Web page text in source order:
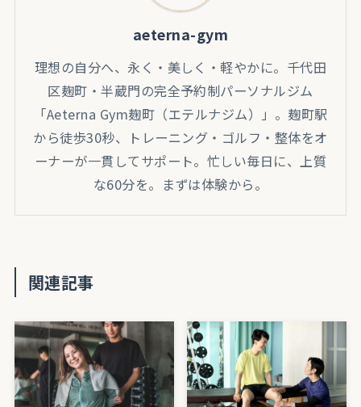
aeterna-gym
理想の自分へ、永く・美しく・軽やかに。千代田
区麹町・半蔵門の完全予約制パーソナルジム
「Aeterna Gym麹町（エテルナジム）」。麹町駅
から徒歩30秒、トレーニング・ゴルフ・整体をオ
ーナーが一貫してサポート。忙しい毎日に、上質
な60分を。まずは体験から。
関連記事